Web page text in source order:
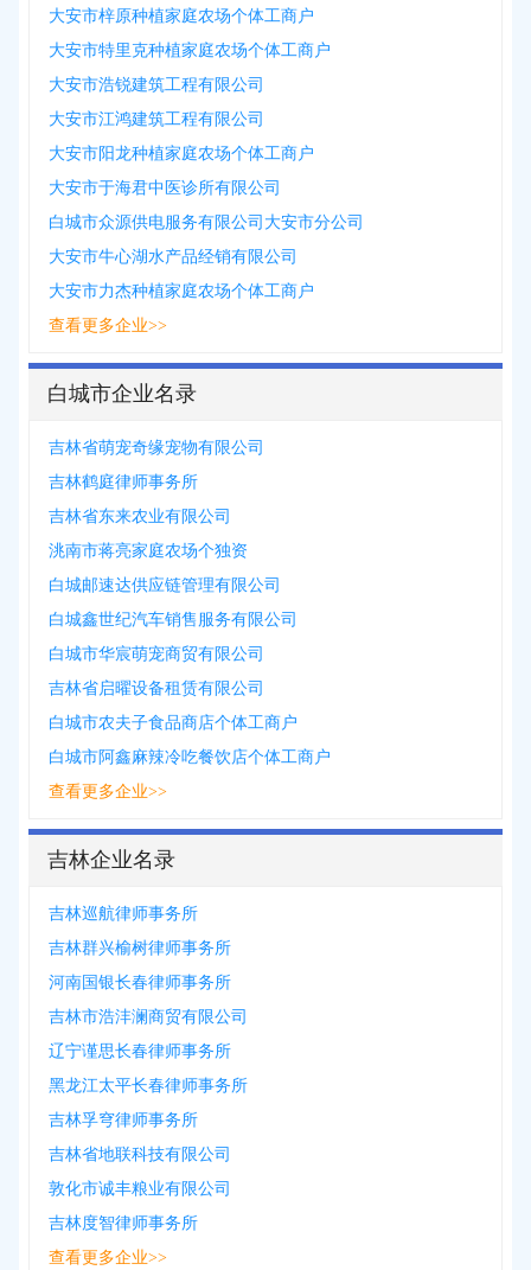
大安市梓原种植家庭农场个体工商户
大安市特里克种植家庭农场个体工商户
大安市浩锐建筑工程有限公司
大安市江鸿建筑工程有限公司
大安市阳龙种植家庭农场个体工商户
大安市于海君中医诊所有限公司
白城市众源供电服务有限公司大安市分公司
大安市牛心湖水产品经销有限公司
大安市力杰种植家庭农场个体工商户
查看更多企业>>
白城市企业名录
吉林省萌宠奇缘宠物有限公司
吉林鹤庭律师事务所
吉林省东来农业有限公司
洮南市蒋亮家庭农场个独资
白城邮速达供应链管理有限公司
白城鑫世纪汽车销售服务有限公司
白城市华宸萌宠商贸有限公司
吉林省启曜设备租赁有限公司
白城市农夫子食品商店个体工商户
白城市阿鑫麻辣冷吃餐饮店个体工商户
查看更多企业>>
吉林企业名录
吉林巡航律师事务所
吉林群兴榆树律师事务所
河南国银长春律师事务所
吉林市浩沣澜商贸有限公司
辽宁谨思长春律师事务所
黑龙江太平长春律师事务所
吉林孚穹律师事务所
吉林省地联科技有限公司
敦化市诚丰粮业有限公司
吉林度智律师事务所
查看更多企业>>